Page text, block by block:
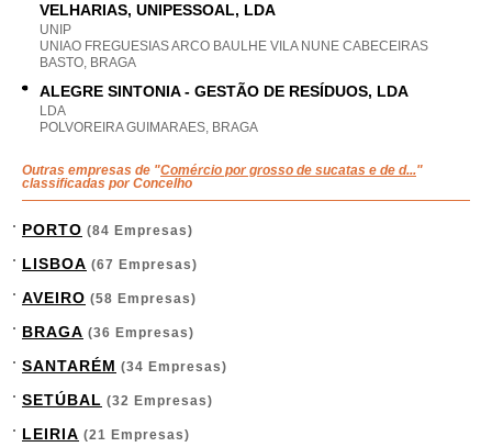
VELHARIAS, UNIPESSOAL, LDA
UNIP
UNIAO FREGUESIAS ARCO BAULHE VILA NUNE CABECEIRAS
BASTO, BRAGA
ALEGRE SINTONIA - GESTÃO DE RESÍDUOS, LDA
LDA
POLVOREIRA GUIMARAES, BRAGA
Outras empresas de "Comércio por grosso de sucatas e de d..."
classificadas por Concelho
PORTO (84 Empresas)
LISBOA (67 Empresas)
AVEIRO (58 Empresas)
BRAGA (36 Empresas)
SANTARÉM (34 Empresas)
SETÚBAL (32 Empresas)
LEIRIA (21 Empresas)